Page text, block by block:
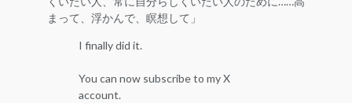
まって、浮かんで、瞑想して」
I finally did it.
You can now subscribe to my X
account.